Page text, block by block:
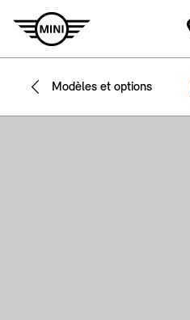
Modèles et options